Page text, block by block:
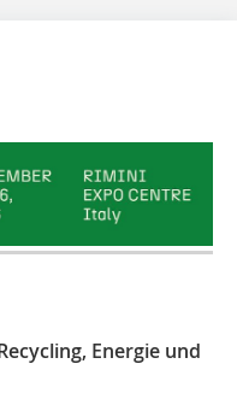
Energie und